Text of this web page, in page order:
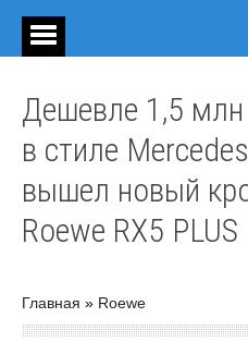
Дешевле 1,5 млн
в стиле
вышел новый
Roewe RX5 PLUS
Главная » Roewe